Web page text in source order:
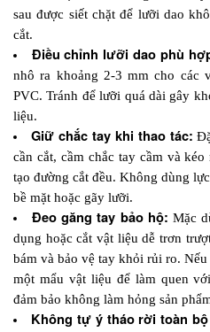
sau được siết chặt để lưỡi dao
cắt.
Điều chỉnh lưỡi dao phù
nhô ra khoảng 2-3 mm cho các
PVC. Tránh để lưỡi quá dài gây
liệu.
Giữ chắc tay khi thao tác:
cần cắt, cầm chắc tay cầm và
tạo đường cắt đều. Không dùng
bề mặt hoặc gãy lưỡi.
Đeo găng tay bảo hộ: Mặc
dụng hoặc cắt vật liệu dễ trơn
bám và bảo vệ tay khỏi rủi ro.
một mẩu vật liệu để làm quen
đảm bảo không làm hỏng sản
Không tự ý tháo rời toàn